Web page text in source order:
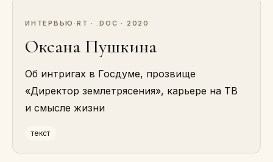
ИНТЕРВЬЮ · RT · .DOC · 2020
Оксана Пушкина
Об интригах в Госдуме, прозвище
«Директор землетрясения», карьере на ТВ
и смысле жизни
текст